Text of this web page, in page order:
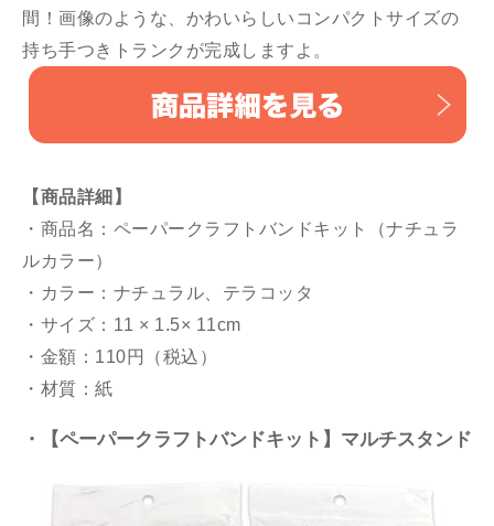
間！画像のような、かわいらしいコンパクトサイズの
持ち手つきトランクが完成しますよ。
【商品詳細】
・商品名：ペーパークラフトバンドキット（ナチュラ
ルカラー）
・カラー：ナチュラル、テラコッタ
・サイズ：11 × 1.5× 11cm
・金額：110円（税込）
・材質：紙
・【ペーパークラフトバンドキット】マルチスタンド